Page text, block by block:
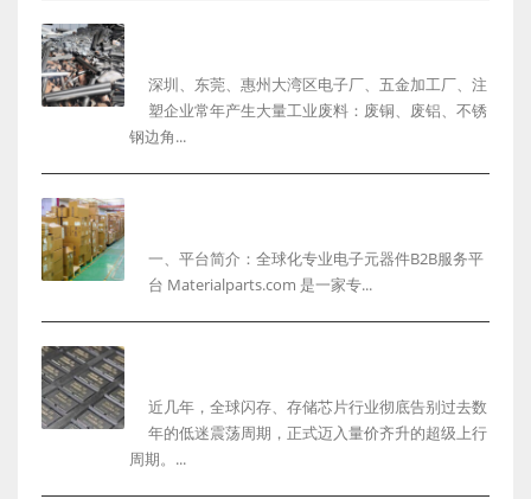
深圳、东莞、惠州大湾区电子厂、五金加工厂、注
塑企业常年产生大量工业废料：废铜、废铝、不锈
钢边角...
一、平台简介：全球化专业电子元器件B2B服务平
台 Materialparts.com 是一家专...
近几年，全球闪存、存储芯片行业彻底告别过去数
年的低迷震荡周期，正式迈入量价齐升的超级上行
周期。...